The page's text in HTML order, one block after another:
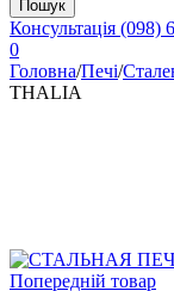
Консультація (098)
0
Головна/Печі/
THALIA
Попередній товар